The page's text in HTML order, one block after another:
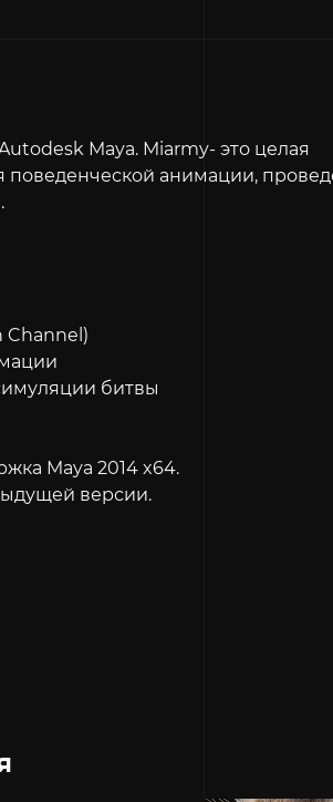
Maya. Miarmy- это целая
поведенческой анимации,
Channel)
битвы
Maya 2014 x64.
версии.